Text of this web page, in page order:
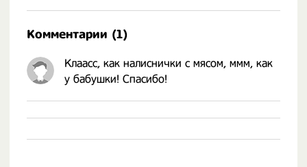
Комментарии (1)
Клаасс, как налиснички с мясом, ммм, как
у бабушки! Спасибо!